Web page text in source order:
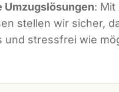
Umzugslösungen: Mit
stellen wir sicher,
und stressfrei wie